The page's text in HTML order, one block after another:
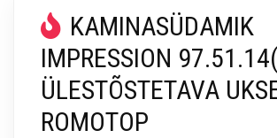
KAMINASÜDAMIK
IMPRESSION
ÜLESTÕSTETAVA
ROMOTOP